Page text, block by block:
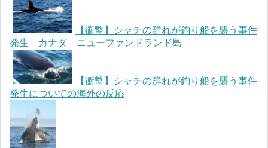
【衝撃】シャチの群れが釣り船を襲う事件
発生 カナダ ニューファンドランド島
【衝撃】シャチの群れが釣り船を襲う事件
発生についての海外の反応